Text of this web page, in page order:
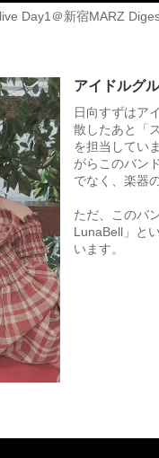
Day1＠新宿MARZ
アイドルグ
日向すずはア
散したあと「
を担当してい
がらこのバン
でなく、楽器
ただ、このバ
LunaBell」と
います。